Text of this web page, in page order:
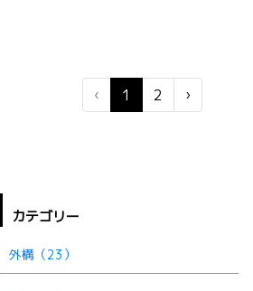
‹ 1 2 ›
カテゴリー
外構（23）